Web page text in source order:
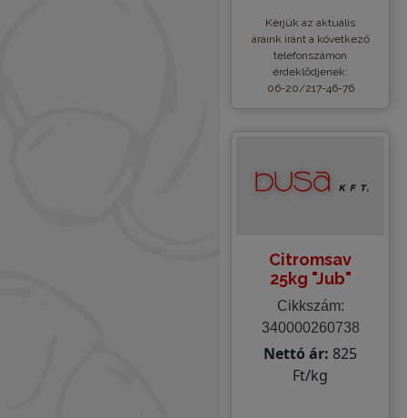
Kèrjük az aktuális
áraink iránt a következő
telefonszámon
érdeklődjenek:
06-20/217-46-76
Citromsav
25kg "Jub"
Cikkszám:
340000260738
Nettó ár: 825
Ft/kg